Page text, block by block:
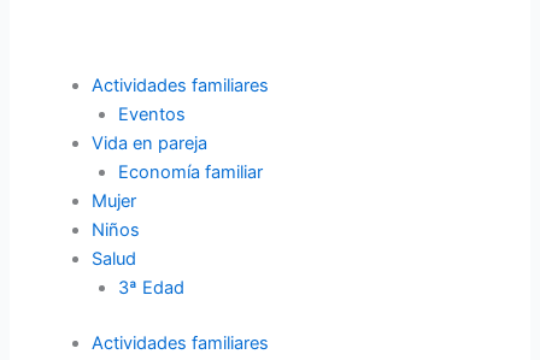
Actividades familiares
Eventos
Vida en pareja
Economía familiar
Mujer
Niños
Salud
3ª Edad
Actividades familiares